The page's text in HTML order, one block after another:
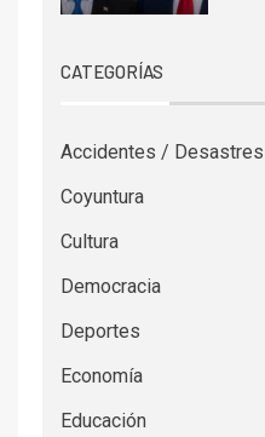
CATEGORÍAS
Accidentes / Desastres
Coyuntura
Cultura
Democracia
Deportes
Economía
Educación